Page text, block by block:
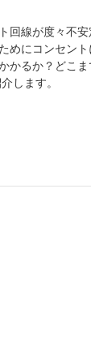
回線が度々不安
めにコンセント
かるか？どこ
します。